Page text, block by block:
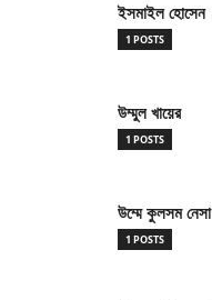
ইসমাইল হোসেন
1 POSTS
উম্মুল খায়ের
1 POSTS
উম্মে কুলসম নেসা
1 POSTS